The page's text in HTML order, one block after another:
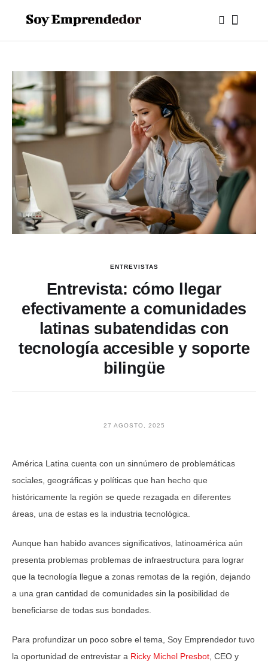
ENTREVISTAS
Entrevista: cómo llegar
efectivamente a comunidades
latinas subatendidas con
tecnología accesible y soporte
bilingüe
27 AGOSTO, 2025
América Latina cuenta con un sinnúmero de problemáticas
sociales, geográficas y políticas que han hecho que
históricamente la región se quede rezagada en diferentes
áreas, una de estas es la industria tecnológica.
Aunque han habido avances significativos, latinoamérica aún
presenta problemas problemas de infraestructura para lograr
que la tecnología llegue a zonas remotas de la región, dejando
a una gran cantidad de comunidades sin la posibilidad de
beneficiarse de todas sus bondades.
Para profundizar un poco sobre el tema, Soy Emprendedor tuvo
la oportunidad de entrevistar a Ricky Michel Presbot , CEO y